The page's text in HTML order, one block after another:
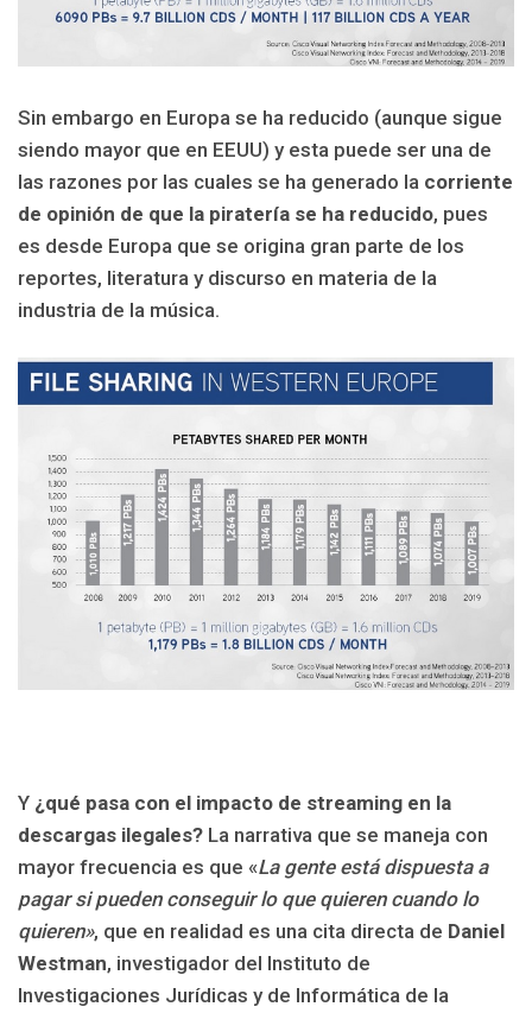
Sin embargo en Europa se ha reducido (aunque sigue
siendo mayor que en EEUU) y esta puede ser una de
las razones por las cuales se ha generado la corriente
de opinión de que la piratería se ha reducido, pues
es desde Europa que se origina gran parte de los
reportes, literatura y discurso en materia de la
industria de la música.
Y ¿qué pasa con el impacto de streaming en la
descargas ilegales? La narrativa que se maneja con
mayor frecuencia es que «La gente está dispuesta a
pagar si pueden conseguir lo que quieren cuando lo
quieren», que en realidad es una cita directa de Daniel
Westman, investigador del Instituto de
Investigaciones Jurídicas y de Informática de la